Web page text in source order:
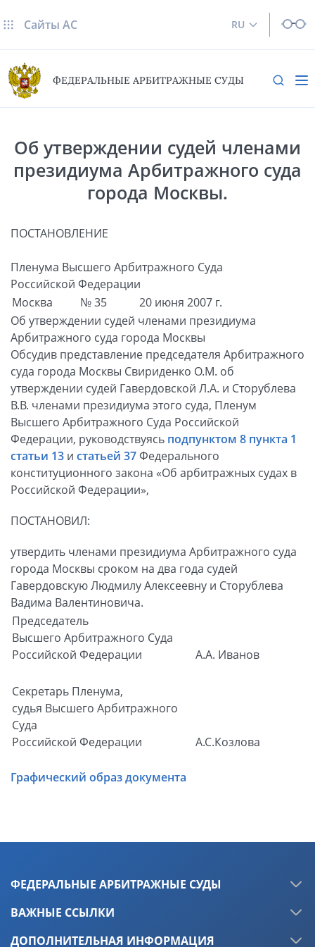
RU
Сайты AC
ФЕДЕРАЛЬНЫЕ АРБИТРАЖНЫЕ СУДЫ
Об утверждении судей членами
президиума Арбитражного суда
города Москвы.
ПОСТАНОВЛЕНИЕ
Пленума Высшего Арбитражного Суда
Российской Федерации
Москва
№ 35
20 июня 2007 г.
Об утверждении судей членами президиума
Арбитражного суда города Москвы
Обсудив представление председателя Арбитражного
суда города Москвы Свириденко О.М. об
утверждении судей Гавердовской Л.А. и Сторублева
В.В. членами президиума этого суда, Пленум
Высшего Арбитражного Суда Российской
Федерации, руководствуясь подпунктом 8 пункта 1
статьи 13 и статьей 37Федерального
конституционного закона «Об арбитражных судах в
Российской Федерации»,
ПОСТАНОВИЛ:
утвердить членами президиума Арбитражного суда
города Москвы сроком на два года судей
Гавердовскую Людмилу Алексеевну и Сторублева
Вадима Валентиновича.
Председатель
Высшего Арбитражного Суда
Российской Федерации
А.А. Иванов
Секретарь Пленума,
судья Высшего Арбитражного
Суда
Российской Федерации
А.С.Козлова
Графический образ документа
ФЕДЕРАЛЬНЫЕ АРБИТРАЖНЫЕ СУДЫ
ВАЖНЫЕ ССЫЛКИ
ДОПОЛНИТЕЛЬНАЯ ИНФОРМАЦИЯ